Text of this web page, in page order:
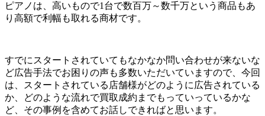
ピアノは、高いもので1台で数百万～数千万という商品もあ
り高額で利幅も取れる商材です。
すでにスタートされていてもなかなか問い合わせが来ないな
ど広告手法でお困りの声も多数いただいていますので、今回
は、スタートされている店舗様がどのように広告されている
か、どのような流れで買取成約までもっていっているかな
ど、その事例を含めてお話しできればと思います。